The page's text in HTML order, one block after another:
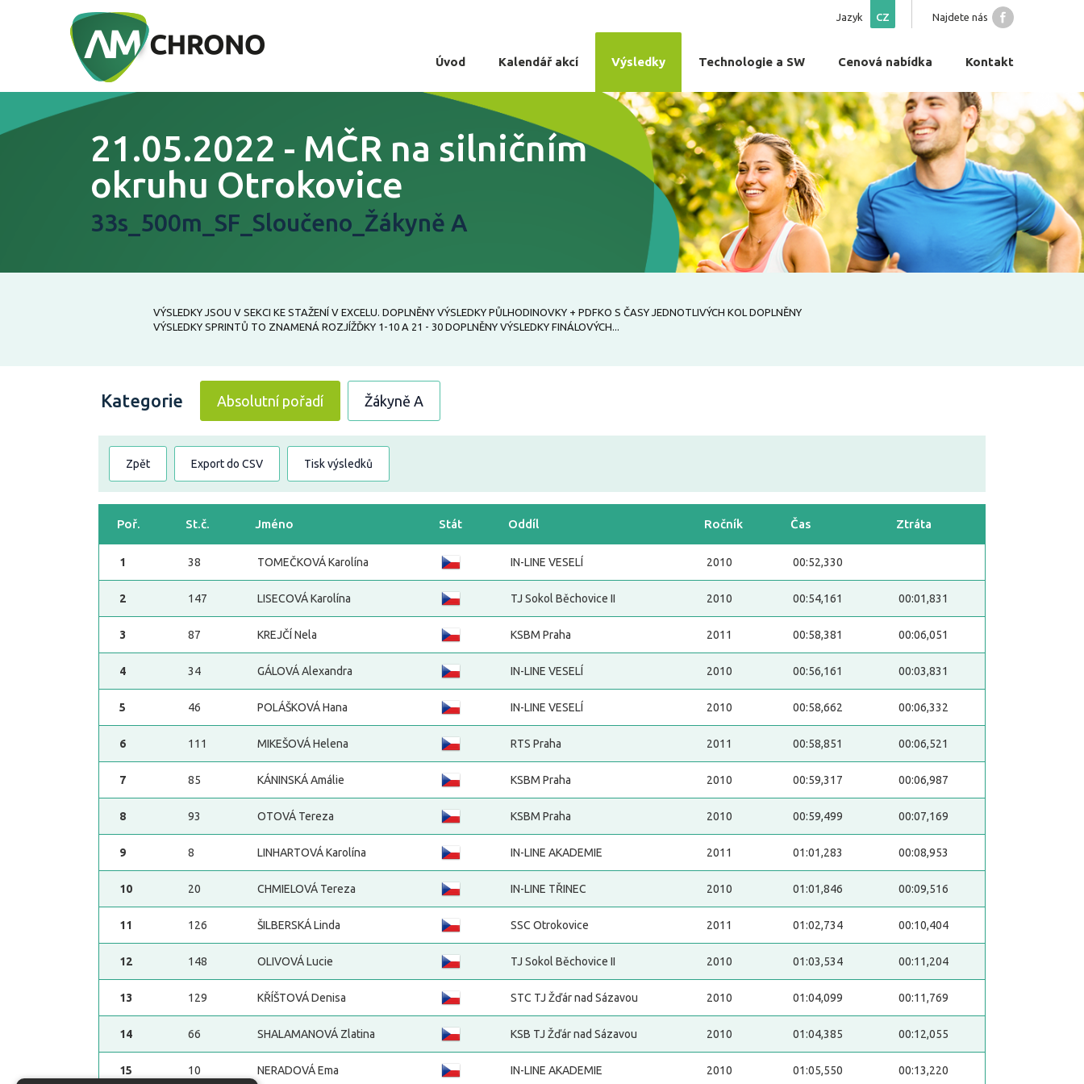
Najdete nás
Jazyk CZ
Úvod Kalendář akcí Výsledky Technologie a SW Cenová nabídka Kontakt
21.05.2022 - MČR na silničním
okruhu Otrokovice
33s_500m_SF_Sloučeno_Žákyně A
VÝSLEDKY JSOU V SEKCI KE STAŽENÍ V EXCELU. DOPLNĚNY VÝSLEDKY PŮLHODINOVKY + PDFKO S ČASY JEDNOTLIVÝCH KOL DOPLNĚNY
VÝSLEDKY SPRINTŮ TO ZNAMENÁ ROZJÍŽĎKY 1-10 A 21 - 30 DOPLNĚNY VÝSLEDKY FINÁLOVÝCH...
Kategorie Absolutní pořadí Žákyně A
Zpět Export do CSV Tisk výsledků
Poř. St.č. Jméno Stát Oddíl Ročník Čas Ztráta
1 38 TOMEČKOVÁ Karolína IN-LINE VESELÍ 2010 00:52,330
2 147 LISECOVÁ Karolína TJ Sokol Běchovice II 2010 00:54,161 00:01,831
3 87 KREJČÍ Nela KSBM Praha 2011 00:58,381 00:06,051
4 34 GÁLOVÁ Alexandra IN-LINE VESELÍ 2010 00:56,161 00:03,831
5 46 POLÁŠKOVÁ Hana IN-LINE VESELÍ 2010 00:58,662 00:06,332
6 111 MIKEŠOVÁ Helena RTS Praha 2011 00:58,851 00:06,521
7 85 KÁNINSKÁ Amálie KSBM Praha 2010 00:59,317 00:06,987
8 93 OTOVÁ Tereza KSBM Praha 2010 00:59,499 00:07,169
9 8 LINHARTOVÁ Karolína IN-LINE AKADEMIE 2011 01:01,283 00:08,953
10 20 CHMIELOVÁ Tereza IN-LINE TŘINEC 2010 01:01,846 00:09,516
11 126 ŠILBERSKÁ Linda SSC Otrokovice 2011 01:02,734 00:10,404
12 148 OLIVOVÁ Lucie TJ Sokol Běchovice II 2010 01:03,534 00:11,204
13 129 KŘÍŠTOVÁ Denisa STC TJ Žďár nad Sázavou 2010 01:04,099 00:11,769
14 66 SHALAMANOVÁ Zlatina KSB TJ Žďár nad Sázavou 2010 01:04,385 00:12,055
15 10 NERADOVÁ Ema IN-LINE AKADEMIE 2010 01:05,550 00:13,220